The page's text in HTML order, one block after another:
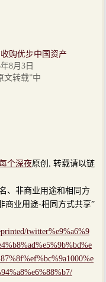
购优步中国资产
8月3日
文转载”中
个深夜原创, 转载请以链
非商业用途和相同方
商业用途-相同方式共享”
twitter%e9%a6%9